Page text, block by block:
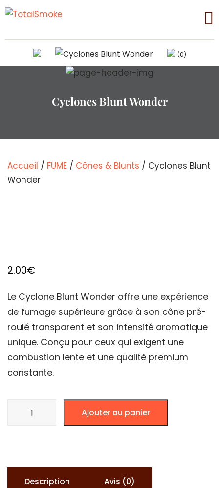
(0)
Cyclones Blunt Wonder
Accueil / FUME / Cônes & Blunts / Cyclones Blunt
Wonder
2.00€
Le Cyclone Blunt Wonder offre une expérience
de fumage supérieure grâce à son cône pré-
roulé transparent et son intensité aromatique
unique. Conçu pour ceux qui exigent une
combustion lente et une qualité premium
constante.
Ajouter au panier
Description Avis (0)